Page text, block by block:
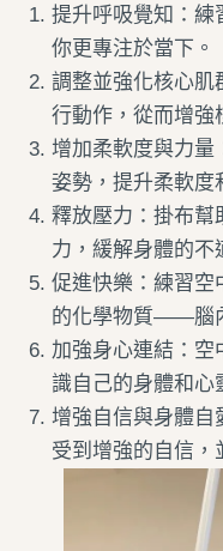
提升呼吸覺知：練
你更專注於當下。
調整並強化核心肌
行動作，從而增強
增加柔軟度與力量
姿勢，提升柔軟度
釋放壓力：掛布幫
力，緩解身體的不
促進快樂：練習空
的化學物質——腦
加強身心連結：空
識自己的身體和心
增強自信與身體自
受到增強的自信，